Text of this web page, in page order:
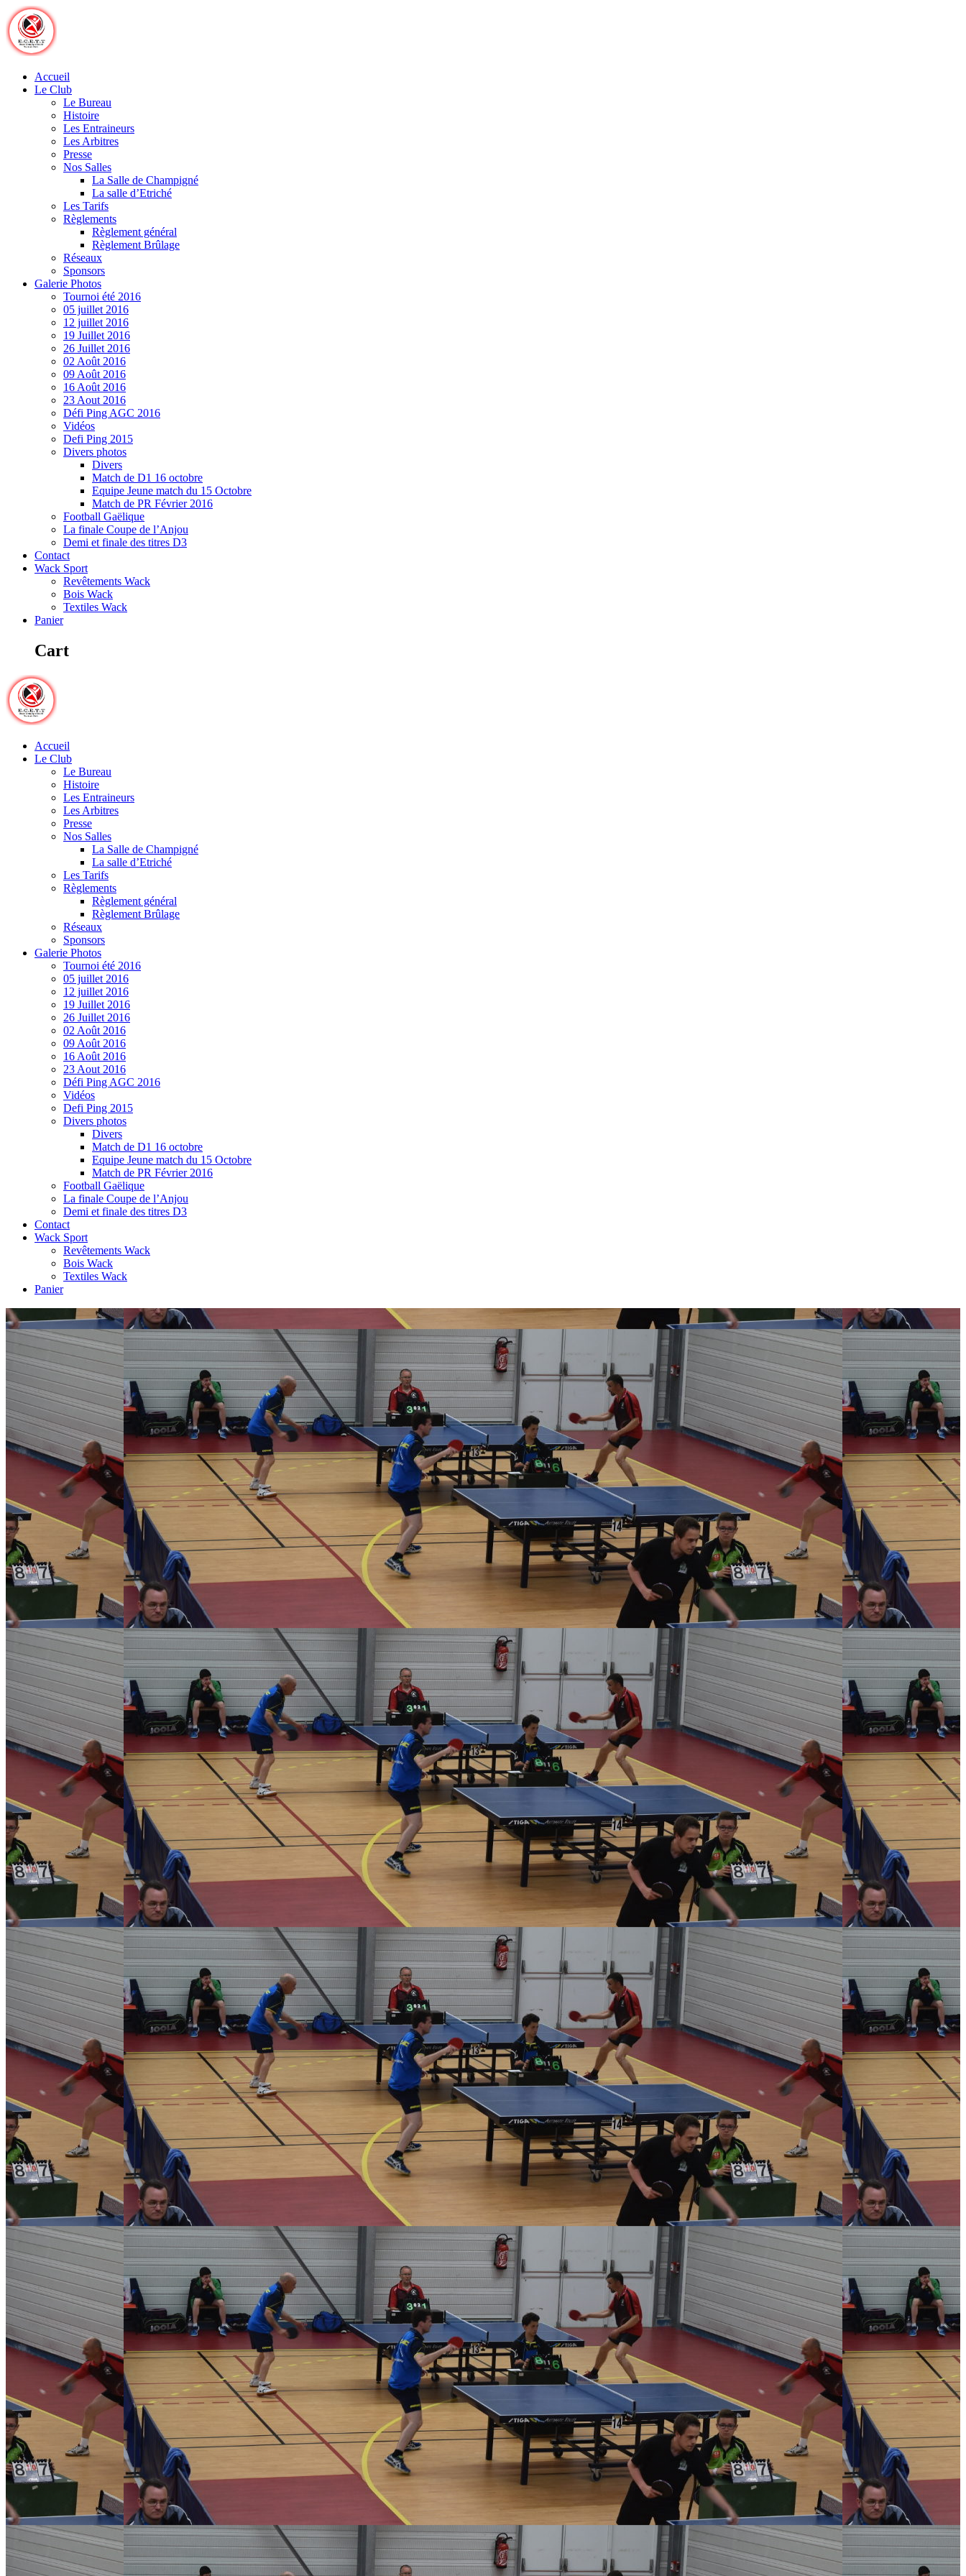
Skip
to
content
Accueil
Le Club
Le Bureau
Histoire
Les Entraineurs
Les Arbitres
Presse
Nos Salles
La Salle de Champigné
La salle d’Etriché
Les Tarifs
Règlements
Règlement général
Règlement Brûlage
Réseaux
Sponsors
Galerie Photos
Tournoi été 2016
05 juillet 2016
12 juillet 2016
19 Juillet 2016
26 Juillet 2016
02 Août 2016
09 Août 2016
16 Août 2016
23 Aout 2016
Défi Ping AGC 2016
Vidéos
Defi Ping 2015
Divers photos
Divers
Match de D1 16 octobre
Equipe Jeune match du 15 Octobre
Match de PR Février 2016
Football Gaëlique
La finale Coupe de l’Anjou
Demi et finale des titres D3
Contact
Wack Sport
Revêtements Wack
Bois Wack
Textiles Wack
Panier
Cart
Accueil
Le Club
Le Bureau
Histoire
Les Entraineurs
Les Arbitres
Presse
Nos Salles
La Salle de Champigné
La salle d’Etriché
Les Tarifs
Règlements
Règlement général
Règlement Brûlage
Réseaux
Sponsors
Galerie Photos
Tournoi été 2016
05 juillet 2016
12 juillet 2016
19 Juillet 2016
26 Juillet 2016
02 Août 2016
09 Août 2016
16 Août 2016
23 Aout 2016
Défi Ping AGC 2016
Vidéos
Defi Ping 2015
Divers photos
Divers
Match de D1 16 octobre
Equipe Jeune match du 15 Octobre
Match de PR Février 2016
Football Gaëlique
La finale Coupe de l’Anjou
Demi et finale des titres D3
Contact
Wack Sport
Revêtements Wack
Bois Wack
Textiles Wack
Panier